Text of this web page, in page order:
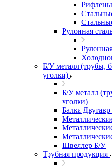
Рулонная сталь
Б/У металл (трубы,
уголки)
Б/У металл
уголки)
Балка
Швеллер Б/У
Трубная продукция